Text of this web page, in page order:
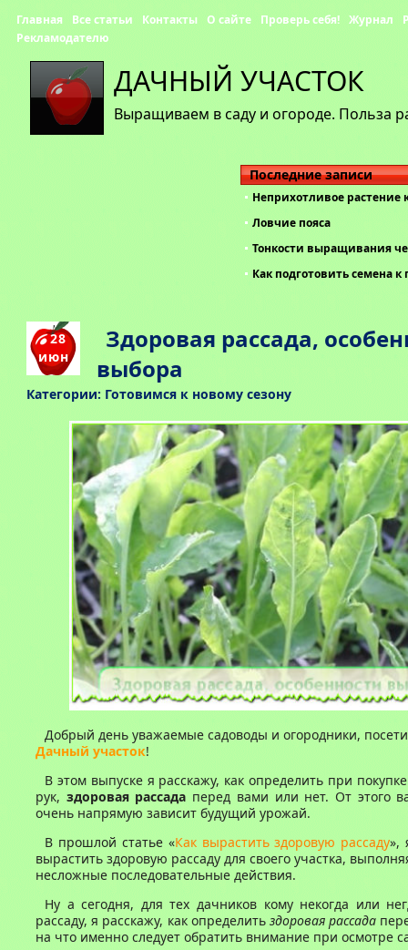
ДАЧНЫЙ УЧАСТОК
Выращиваем в саду и огороде. Польза
Главная Все статьи Контакты О сайте Проверь себя! Журнал
Рекламодателю
Последние записи
Неприхотливое растение
Ловчие пояса
Тонкости выращивания
Как подготовить семена к
28
июн
Здоровая рассада,
выбора
Категории: Готовимся к новому сезону
Добрый день уважаемые садоводы и огородники,
Дачный участок!
В этом выпуске я расскажу, как определить при
рук, здоровая рассада перед вами или нет. От этого
очень напрямую зависит будущий урожай.
В прошлой статье «Как вырастить здоровую рассаду»,
вырастить здоровую рассаду для своего участка,
несложные последовательные действия.
Ну а сегодня, для тех дачников кому некогда или
рассаду, я расскажу, как определить здоровая рассада
на что именно следует обратить внимание при осмотре